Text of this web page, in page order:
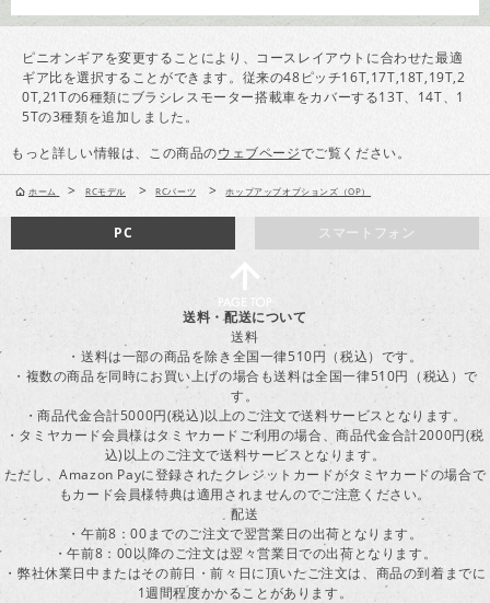
ピニオンギアを変更することにより、コースレイアウトに合わせた最適
ギア比を選択することができます。従来の48ピッチ16T,17T,18T,19T,2
0T,21Tの6種類にブラシレスモーター搭載車をカバーする13T、14T、1
5Tの3種類を追加しました。
もっと詳しい情報は、この商品のウェブページでご覧ください。
ホーム > RCモデル > RCパーツ > ホップアップオプションズ（OP）
スマートフォン
PC
送料・配送について
送料
・送料は一部の商品を除き全国一律510円（税込）です。
・複数の商品を同時にお買い上げの場合も送料は全国一律510円（税込）で
す。
・商品代金合計5000円(税込)以上のご注文で送料サービスとなります。
・タミヤカード会員様はタミヤカードご利用の場合、商品代金合計2000円(税
込)以上のご注文で送料サービスとなります。
ただし、Amazon Payに登録されたクレジットカードがタミヤカードの場合で
もカード会員様特典は適用されませんのでご注意ください。
配送
・午前8：00までのご注文で翌営業日の出荷となります。
・午前8：00以降のご注文は翌々営業日での出荷となります。
・弊社休業日中またはその前日・前々日に頂いたご注文は、商品の到着までに
1週間程度かかることがあります。